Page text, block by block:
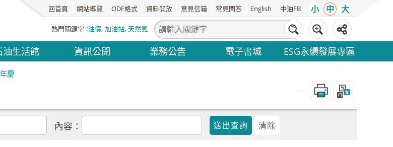
回首頁 網站導覽 ODF格式 資料開放 意見信箱 常見問答 English 中油FB 小 中 大
熱門關鍵字 油價 加油站 天然氣
油生活館 資訊公開 業務公告 電子書城 ESG永續發展專區
慶
內容：